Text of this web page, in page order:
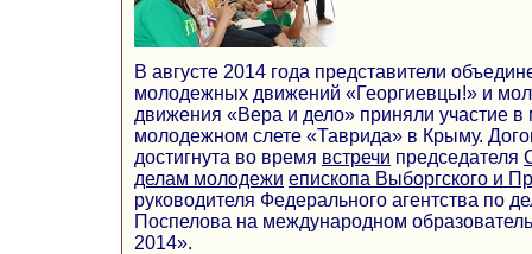
В августе 2014 года представители
молодежных движений «Георгиевцы!» и
движения «Вера и дело» приняли участие
молодежном слете «Таврида» в Крыму.
достигнута во время встречи председателя
делам молодежи епископа Выборгского и
руководителя Федерального агентства по
Поспелова на международном
2014».